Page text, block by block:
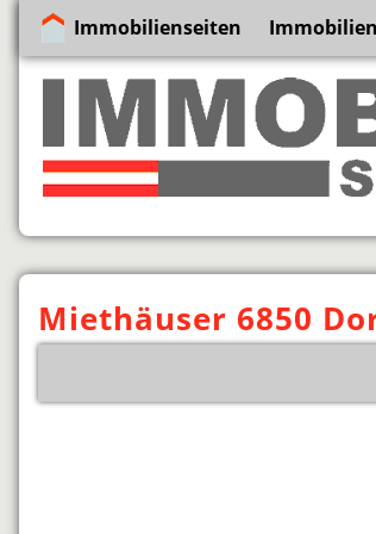
Immobilienseiten Immobilien
Miethäuser 6850